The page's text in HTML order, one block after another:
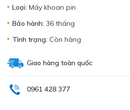
Loại: Máy khoan pin
Bảo hành: 36 tháng
Tình trạng: Còn hàng
Giao hàng toàn quốc
0961 428 377